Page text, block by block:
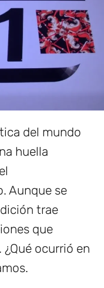
del mundo
huella
Aunque se
trae
que
ocurrió en